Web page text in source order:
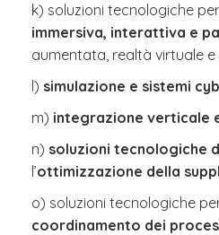
k) soluzioni tecnologiche
immersiva, interattiva e
aumentata, realtà virtuale e
l) simulazione e sistemi
m) integrazione verticale
n) soluzioni tecnologiche
l’ottimizzazione della
o) soluzioni tecnologiche
coordinamento dei